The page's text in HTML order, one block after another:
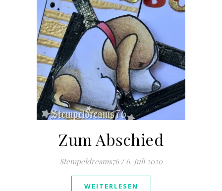
Zum Abschied
Stempeldreams76 / 6. Juli 2020
WEITERLESEN